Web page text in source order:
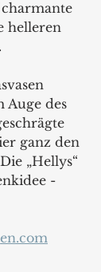
helleren
Auge des
ganz den
„Hellys“
-